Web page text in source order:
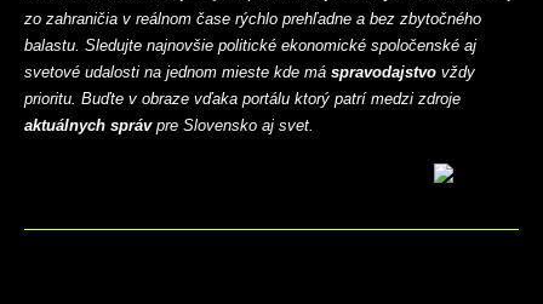
zo zahraničia v reálnom čase rýchlo prehľadne a bez zbytočného
balastu. Sledujte najnovšie politické ekonomické spoločenské aj
svetové udalosti na jednom mieste kde má spravodajstvo vždy
prioritu. Buďte v obraze vďaka portálu ktorý patrí medzi zdroje
aktuálnych správpre Slovensko aj svet.